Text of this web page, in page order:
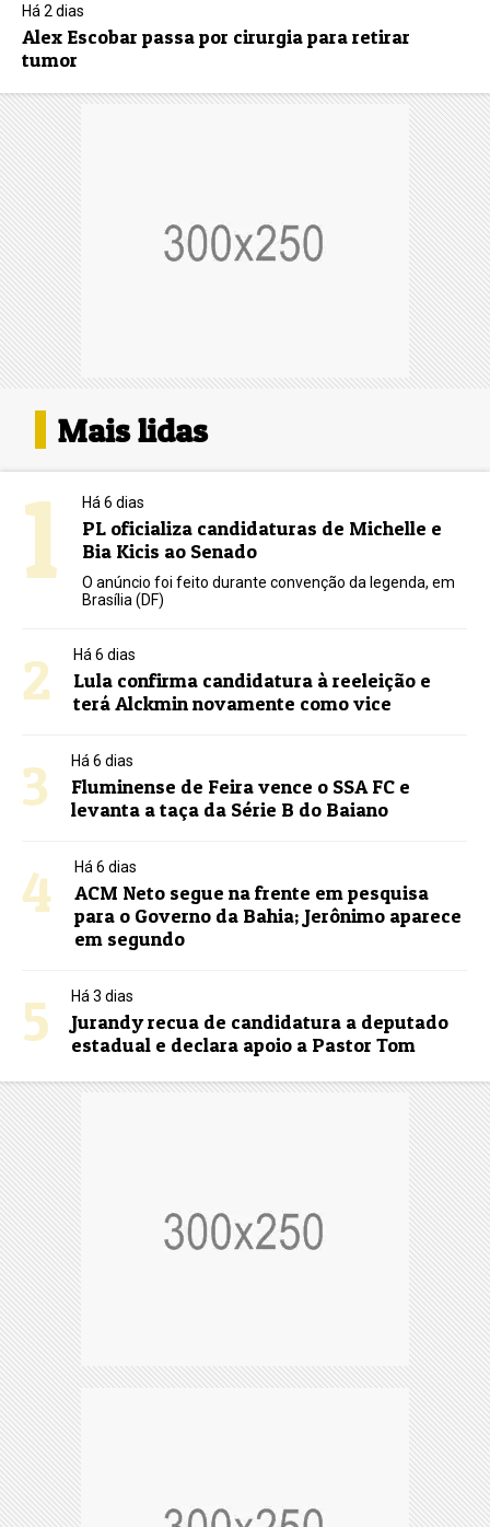
Há 2 dias
Alex Escobar passa por cirurgia para retirar
tumor
Mais lidas
1 Há 6 dias
PL oficializa candidaturas de Michelle e
Bia Kicis ao Senado
O anúncio foi feito durante convenção da legenda, em
Brasília (DF)
2 Há 6 dias
Lula confirma candidatura à reeleição e
terá Alckmin novamente como vice
3 Há 6 dias
Fluminense de Feira vence o SSA FC e
levanta a taça da Série B do Baiano
4 Há 6 dias
ACM Neto segue na frente em pesquisa
para o Governo da Bahia; Jerônimo aparece
em segundo
5 Há 3 dias
Jurandy recua de candidatura a deputado
estadual e declara apoio a Pastor Tom